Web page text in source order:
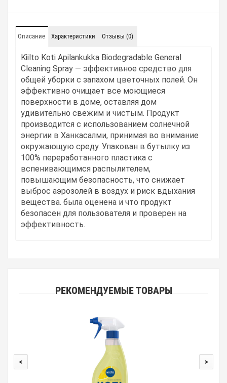
Описание Характеристики Отзывы (0)
Kiilto Koti Apilankukka Biodegradable General
Cleaning Spray — эффективное средство для
общей уборки с запахом цветочных полей. Он
эффективно очищает все моющиеся
поверхности в доме, оставляя дом
удивительно свежим и чистым. Продукт
производится с использованием солнечной
энергии в Ханкасалми, принимая во внимание
окружающую среду. Упакован в бутылку из
100% переработанного пластика с
вспенивающимся распылителем,
повышающим безопасность, что снижает
выброс аэрозолей в воздух и риск вдыхания
вещества. была оценена и что продукт
безопасен для пользователя и проверен на
эффективность.
РЕКОМЕНДУЕМЫЕ ТОВАРЫ
< >